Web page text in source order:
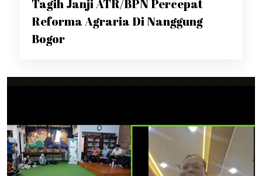
Tagih Janji ATR/BPN Percepat
Reforma Agraria Di Nanggung
Bogor